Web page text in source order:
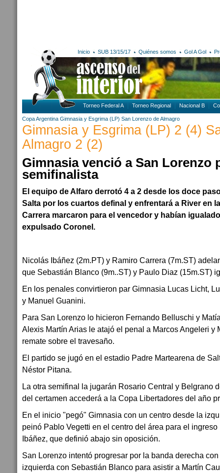
Inicio SUB 13/15/17 Quiénes somos Gol A Gol
Torneo Federal A Torneo Regional Nacional B
Copa Argentina Gimnasia y Esgrima (LP) San Lorenzo de Almagro
Gimnasia y Esgrima (LP) 2 (4)
Almagro 2 (2)
Gimnasia venció a San Lorenzo
semifinalista
El equipo de Alfaro derrotó 4 a 2 desde los doce
Salta por los cuartos definal y enfrentará a River en
Carrera marcaron para el vencedor y habían
expulsado Coronel.
Nicolás Ibáñez (2m.PT) y Ramiro Carrera (7m.ST)
que Sebastián Blanco (9m..ST) y Paulo Diaz (15m.ST)
En los penales convirtieron par Gimnasia Lucas Licht,
y Manuel Guanini.
Para San Lorenzo lo hicieron Fernando Belluschi y
Alexis Martín Arias le atajó el penal a Marcos Angeleri y
remate sobre el travesaño.
El partido se jugó en el estadio Padre Martearena de
Néstor Pitana.
La otra semifinal la jugarán Rosario Central y Belgrano
del certamen accederá a la Copa Libertadores del año
En el inicio "pegó" Gimnasia con un centro desde la
peinó Pablo Vegetti en el centro del área para el
Ibáñez, que definió abajo sin oposición.
San Lorenzo intentó progresar por la banda derecha
izquierda con Sebastián Blanco para asistir a Martín